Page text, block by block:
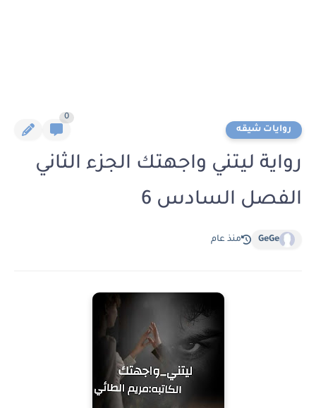
روايات شيقه
0
رواية ليتني واجهتك الجزء الثاني
الفصل السادس 6
GeGe منذ عام